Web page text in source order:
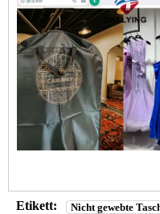
Etikett: Nicht gewebte